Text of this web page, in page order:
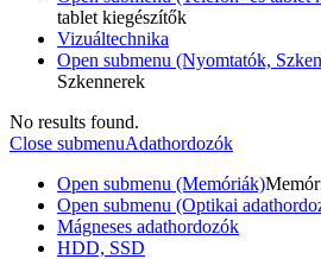
tablet kiegészítők
Vizuáltechnika
Open submenu (Nyomtatók,
Szkennerek
No results found.
Close submenuAdathordozók
Open submenu (Memóriák)
Open submenu (Optikai
Mágneses adathordozók
HDD, SSD